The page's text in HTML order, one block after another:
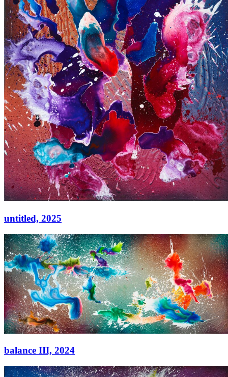
untitled, 2025
untitled,2025
Acryl auf Leinwand
80 × 65 cm
balance III, 2024
balance III,2024